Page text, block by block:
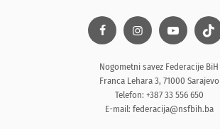
Nogometni savez Federacije BiH
Franca Lehara 3, 71000 Sarajevo
Telefon: +387 33 556 650
E-mail: federacija@nsfbih.ba